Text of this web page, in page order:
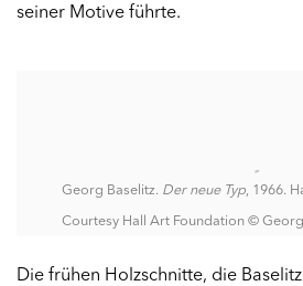
seiner Motive führte.
Georg Baselitz. Der neue Typ, 1966.
Courtesy Hall Art Foundation ©
Die frühen Holzschnitte, die